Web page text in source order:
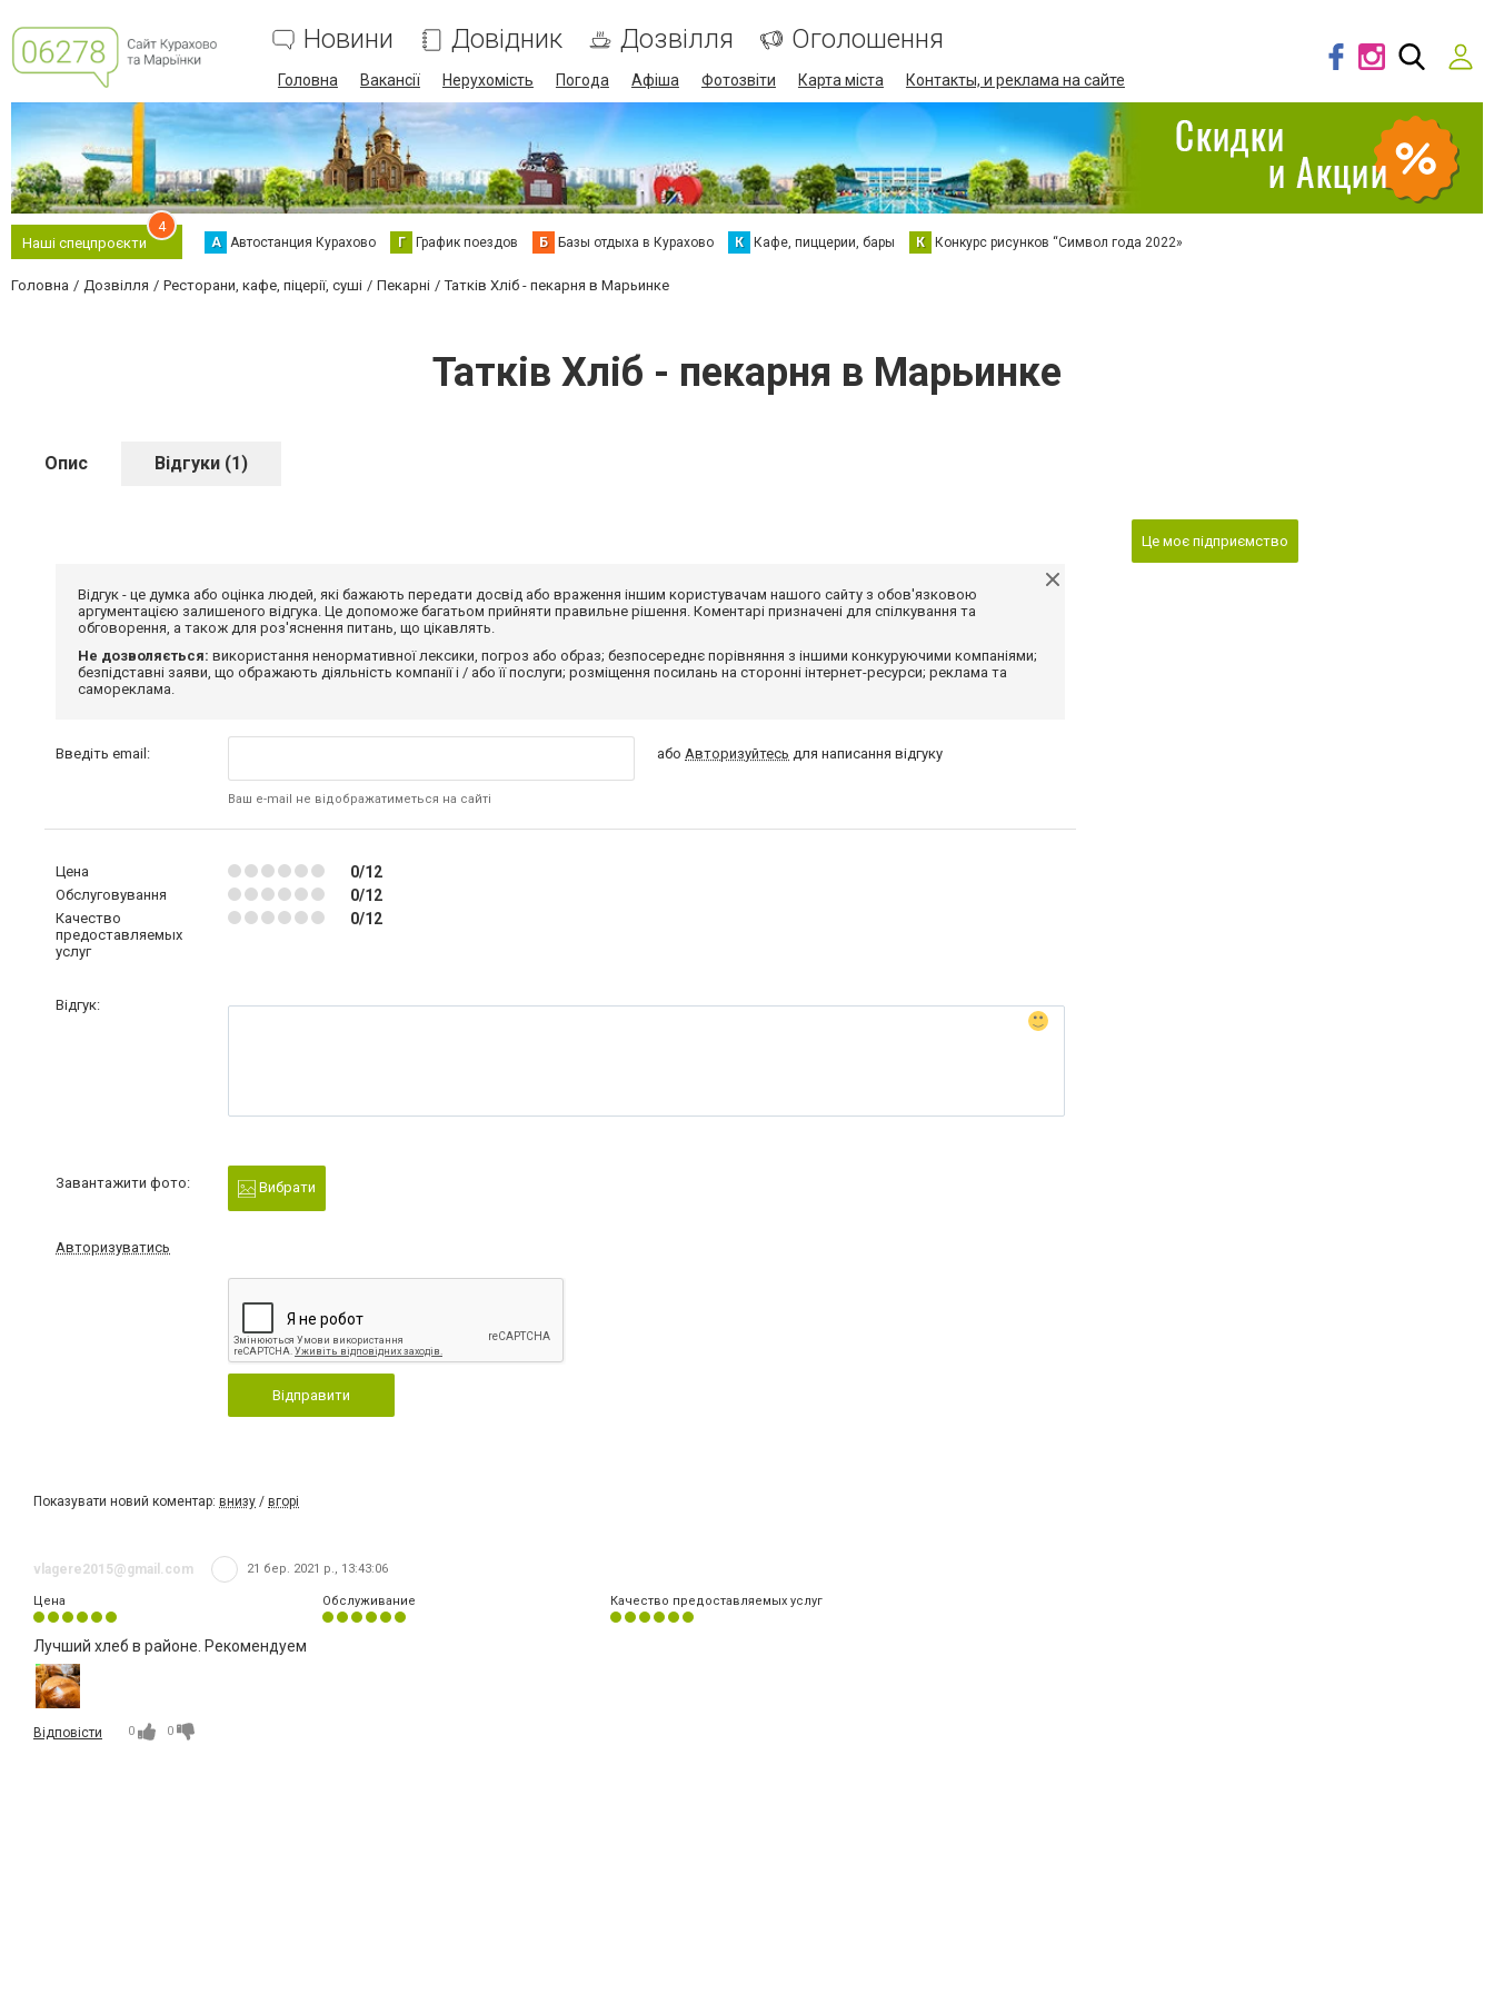
Новини Довідник Дозвілля Оголошення
Головна Вакансії Нерухомість Погода Афіша Фотозвіти Карта міста Контакты, и реклама на сайте
Наші спецпроєкти
4
А Автостанция Курахово Г График поездов Б Базы отдыха в Курахово К Кафе, пиццерии, бары К Конкурс рисунков “Символ года 2022»
Головна Дозвілля Ресторани, кафе, піцерії, суші Пекарні Татків Хліб - пекарня в Марьинке
Татків Хліб - пекарня в Марьинке
Опис Відгуки (1)
Відгук - це думка або оцінка людей, які бажають передати досвід або враження іншим користувачам нашого сайту з обов'язковою
аргументацією залишеного відгука. Це допоможе багатьом прийняти правильне рішення. Коментарі призначені для спілкування та
обговорення, а також для роз'яснення питань, що цікавлять.
Не дозволяється: використання ненормативної лексики, погроз або образ; безпосереднє порівняння з іншими конкуруючими компаніями;
безпідставні заяви, що ображають діяльність компанії і / або її послуги; розміщення посилань на сторонні інтернет-ресурси; реклама та
самореклама.
Введіть email:
Ваш e-mail не відображатиметься на сайті
абоАвторизуйтесь для написання відгуку
Цена 0/12
Обслуговування 0/12
Качество
предоставляемых
услуг
0/12
Відгук:
Завантажити фото: Вибрати
Авторизуватись
Відправити
Показувати новий коментар: внизу / вгорі
vlagere2015@gmail.com 21 бер. 2021 р., 13:43:06
Цена Обслуживание Качество предоставляемых услуг
Лучший хлеб в районе. Рекомендуем
Відповісти 0 0
Це моє підприємство